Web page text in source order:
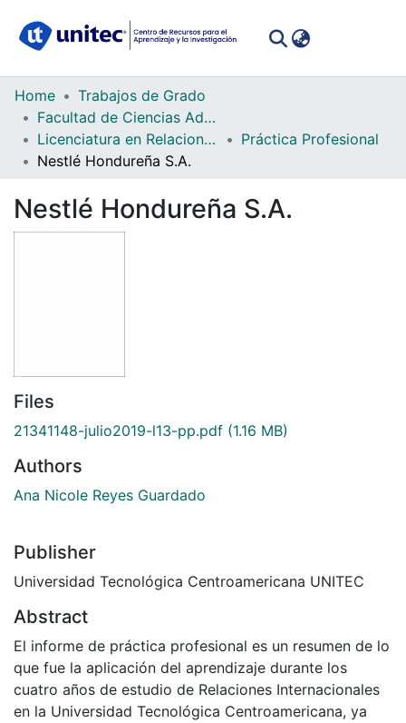
Communities
Collections
Statistics
Home
Trabajos de Grado
Facultad de Ciencias Administrativas y Sociales
Licenciatura en Relaciones Internacionales
Práctica Profesional
Nestlé Hondureña S.A.
Nestlé Hondureña S.A.
Files
21341148-julio2019-l13-pp.pdf (1.16 MB)
Authors
Ana Nicole Reyes Guardado
Publisher
Universidad Tecnológica Centroamericana UNITEC
Abstract
El informe de práctica profesional es un resumen de lo
que fue la aplicación del aprendizaje durante los
cuatro años de estudio de Relaciones Internacionales
en la Universidad Tecnológica Centroamericana, ya